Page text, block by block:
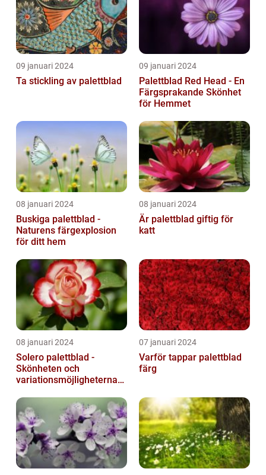
09 januari 2024
Ta stickling av palettblad
09 januari 2024
Palettblad Red Head - En
Färgsprakande Skönhet
för Hemmet
08 januari 2024
Buskiga palettblad -
Naturens färgexplosion
för ditt hem
08 januari 2024
Är palettblad giftig för
katt
08 januari 2024
Solero palettblad -
Skönheten och
variationsmöjligheterna
07 januari 2024
Varför tappar palettblad
färg